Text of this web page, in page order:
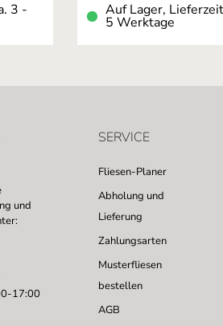
3 - Auf Lager,
5 Werktage
und
17:00
SERVICE
Fliesen-Planer
Abholung und
Lieferung
Zahlungsarten
Musterfliesen
bestellen
AGB